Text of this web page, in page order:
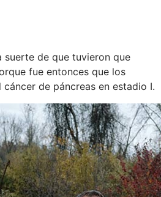
suerte de que tuvieron que
fue entonces que los
de páncreas en estadio I.